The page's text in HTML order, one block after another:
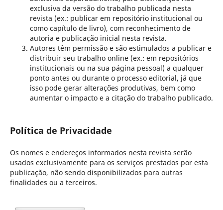
exclusiva da versão do trabalho publicada nesta
revista (ex.: publicar em repositório institucional ou
como capítulo de livro), com reconhecimento de
autoria e publicação inicial nesta revista.
Autores têm permissão e são estimulados a publicar e
distribuir seu trabalho online (ex.: em repositórios
institucionais ou na sua página pessoal) a qualquer
ponto antes ou durante o processo editorial, já que
isso pode gerar alterações produtivas, bem como
aumentar o impacto e a citação do trabalho publicado.
Política de Privacidade
Os nomes e endereços informados nesta revista serão
usados exclusivamente para os serviços prestados por esta
publicação, não sendo disponibilizados para outras
finalidades ou a terceiros.